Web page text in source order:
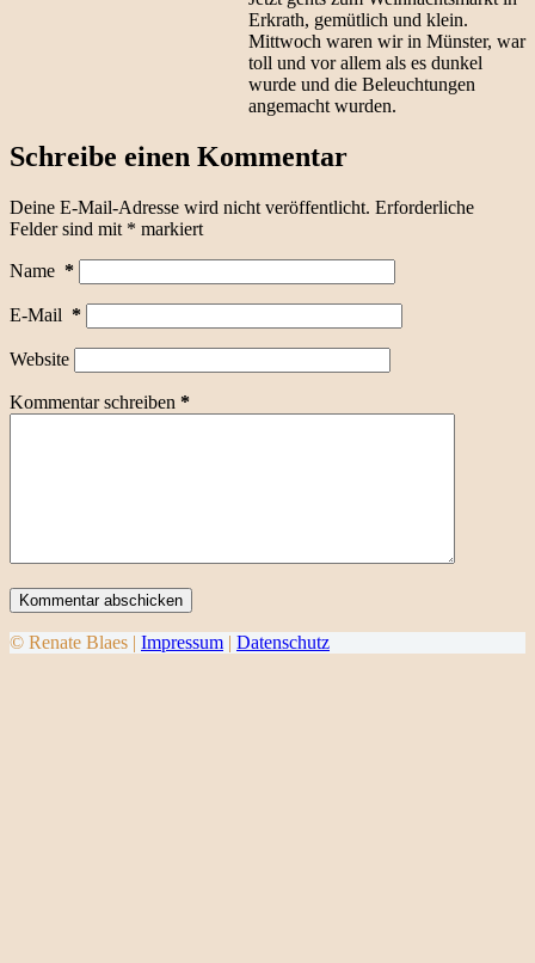
Erkrath, gemütlich und klein.
Mittwoch waren wir in Münster, war
toll und vor allem als es dunkel
wurde und die Beleuchtungen
angemacht wurden.
Schreibe einen Kommentar
Deine E-Mail-Adresse wird nicht veröffentlicht. Erforderliche
Felder sind mit * markiert
Name *
E-Mail *
Website
Kommentar schreiben *
Kommentar abschicken
© Renate Blaes | Impressum | Datenschutz